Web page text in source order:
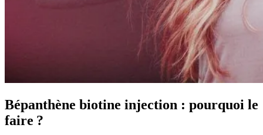
Bépanthène biotine injection : pourquoi le
faire ?